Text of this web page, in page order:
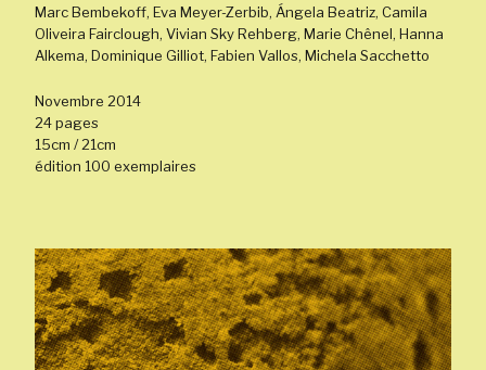
Marc Bembekoff, Eva Meyer-Zerbib, Ángela Beatriz, Camila
Oliveira Fairclough, Vivian Sky Rehberg, Marie Chênel, Hanna
Alkema, Dominique Gilliot, Fabien Vallos, Michela Sacchetto
Novembre 2014
24 pages
15cm / 21cm
édition 100 exemplaires